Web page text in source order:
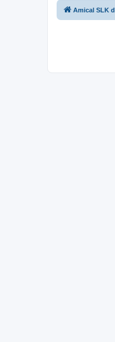
Amical SLK